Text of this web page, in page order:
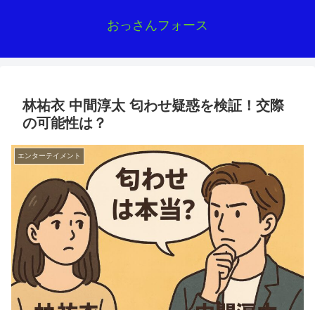
おっさんフォース
林祐衣 中間淳太 匂わせ疑惑を検証！交際
の可能性は？
エンターテイメント